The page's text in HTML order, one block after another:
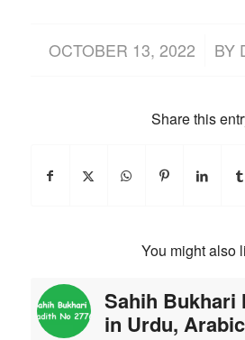
OCTOBER 13, 2022
/ BY
Share this
You might also
Sahih Bukhari
in Urdu,